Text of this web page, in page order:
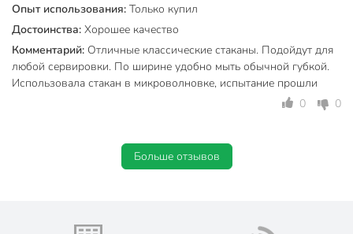
Бар
Цвет
бесцветный
Стиль
классический
для воды
Опыт использования: Только купил
Достоинства: Хорошее качество
Комментарий: Отличные классические стаканы. Подойдут для
любой сервировки. По ширине удобно мыть обычной губкой.
Использовала стакан в микроволновке, испытание прошли
0
0
Больше отзывов